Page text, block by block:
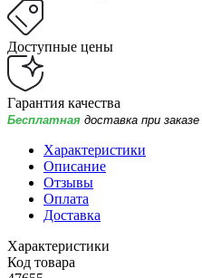
Доступные цены
Гарантия качества
Бесплатная доставка при
Характеристики
Описание
Отзывы
Оплата
Доставка
Характеристики
Код товара